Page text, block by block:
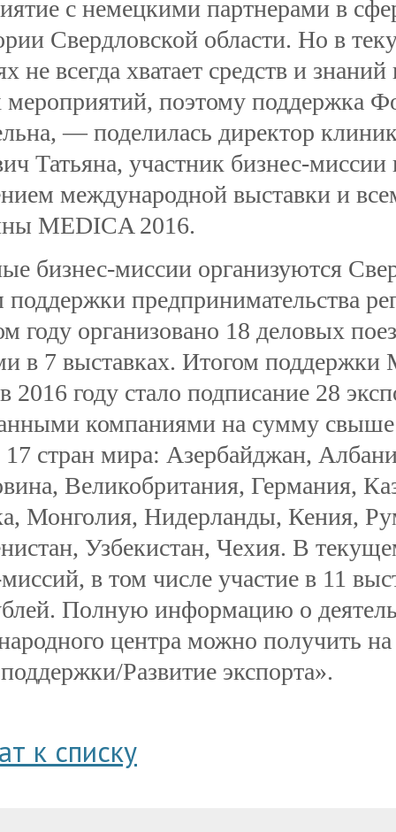
с немецкими партнерами в
Свердловской области. Но в
не всегда хватает средств и
поэтому поддержка
— поделилась директор
Татьяна, участник бизнес-
международной выставки и
MEDICA 2016.
бизнес-миссии организуются
предпринимательства
году организовано 18 деловых
в 7 выставках. Итогом поддержки
2016 году стало подписание 28
компаниями на сумму
стран мира: Азербайджан,
Великобритания, Германия,
Монголия, Нидерланды, Кения,
Узбекистан, Чехия. В
в том числе участие в 11
Полную информацию о
центра можно получить на
Развитие экспорта».
к списку